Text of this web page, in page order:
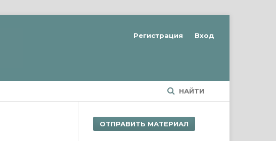
НАЙТИ
Регистрация Вход
ОТПРАВИТЬ МАТЕРИАЛ